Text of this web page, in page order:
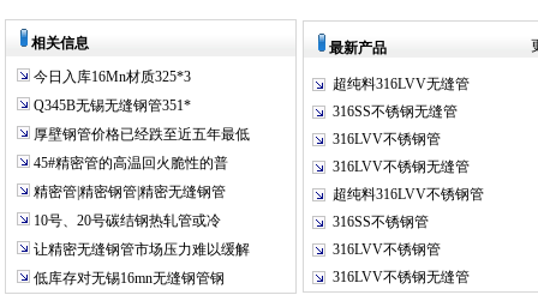
相关信息
今日入库16Mn材质325*3
Q345B无锡无缝钢管351*
厚壁钢管价格已经跌至近五年最低
45#精密管的高温回火脆性的普
精密管|精密钢管|精密无缝钢管
10号、20号碳结钢热轧管或冷
让精密无缝钢管市场压力难以缓解
低库存对无锡16mn无缝钢管钢
最新产品
超纯料316LVV无缝管
316SS不锈钢无缝管
316LVV不锈钢管
316LVV不锈钢无缝管
超纯料316LVV不锈钢管
316SS不锈钢管
316LVV不锈钢管
316LVV不锈钢无缝管